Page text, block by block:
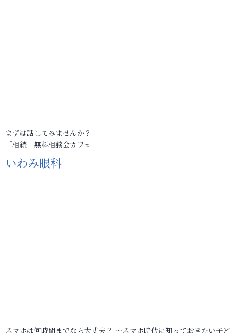
まずは話してみませんか？
「相続」無料相談会カフェ
いわみ眼科
スマホは何時間までなら大丈夫？ ～スマホ時代に知っておきたい子